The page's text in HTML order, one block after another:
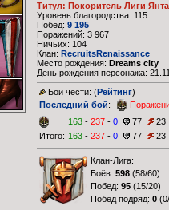
Титул: Покоритель Лиги
Уровень благородства: 115
Побед: 9 195
Поражений: 3 967
Ничьих: 104
Клан: RecruitsRenaissance
Место рождения: Dreams city
День рождения персонажа:
Бои чести: (Рейтинг)
Последний бой:
163 - 237 - 0 77
23
Итого: 163 - 237 - 0 77 23
Клан-Лига:
Боёв: 598 (58/60)
Побед: 95 (15/20)
Побед подряд: 0 (